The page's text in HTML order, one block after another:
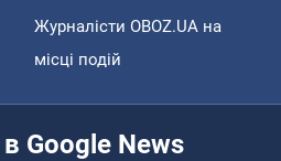
Журналісти OBOZ.UA на
місці подій
в Google News